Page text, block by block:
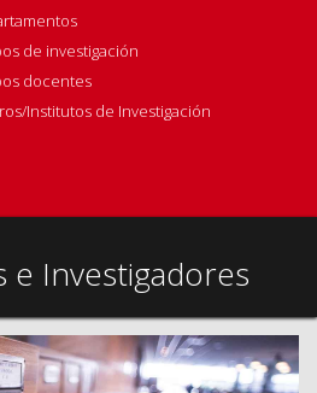
de investigación
docentes
Institutos de Investigación
e Investigadores